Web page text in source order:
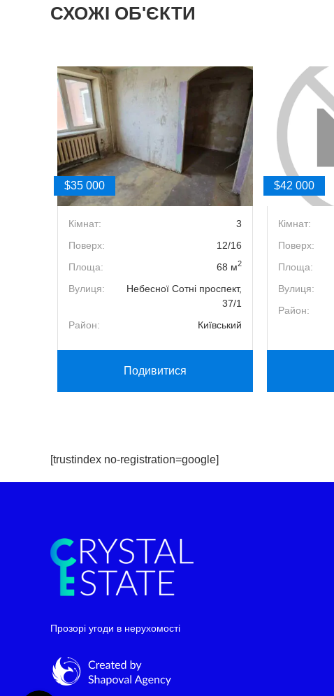
СХОЖІ ОБ'ЄКТИ
$35 000
Кімнат:
3
Поверх:
12/16
Площа:
68 м2
Вулиця:
Небесної Сотні проспект,
37/1
Район:
Київський
Подивитися
$42 000
Кімнат:
Поверх:
Площа:
Вулиця:
Район:
[trustindex no-registration=google]
Прозорі угоди в нерухомості
Telegram